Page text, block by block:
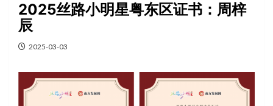
2025丝路小明星粤东区证书：周梓
辰
2025-03-03